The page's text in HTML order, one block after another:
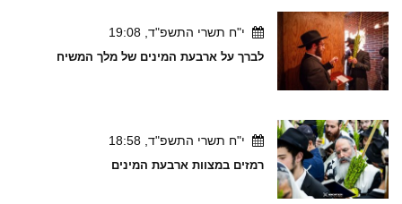
י"ח תשרי התשפ"ד, 19:08
לברך על ארבעת המינים של מלך המשיח
י"ח תשרי התשפ"ד, 18:58
רמזים במצוות ארבעת המינים